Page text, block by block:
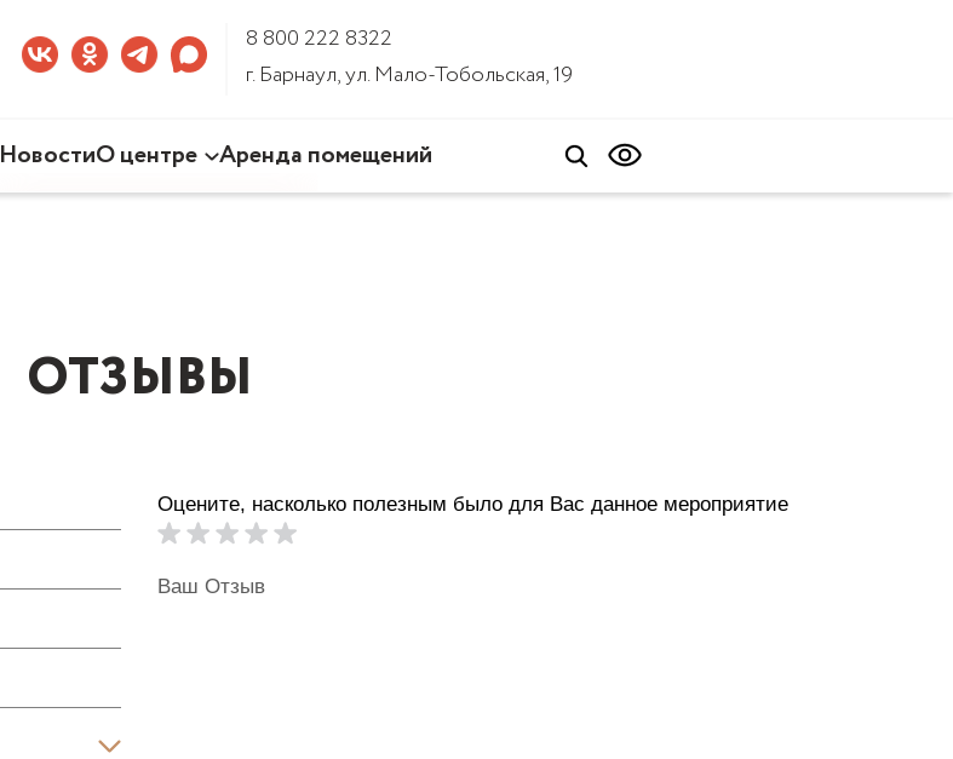
8 800 222 8322
г. Барнаул, ул. Мало-Тобольская, 19
НовостиО центре
3D-тур по Центру
Аренда помещений
ОТЗЫВЫ
Оцените, насколько полезным было для Вас данное мероприятие